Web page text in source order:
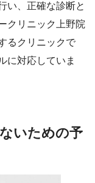
い、正確な診断と
クリニック上野院
るクリニックで
に対応していま
いための予